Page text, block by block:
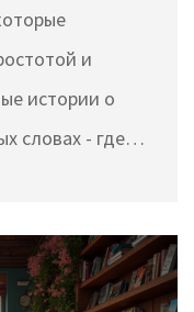
и
истории о
словах - где